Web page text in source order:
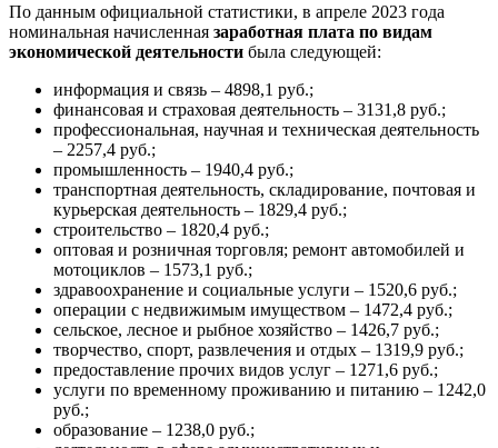
По данным официальной статистики, в апреле 2023 года
номинальная начисленная заработная плата по видам
экономической деятельности была следующей:
информация и связь – 4898,1 руб.;
финансовая и страховая деятельность – 3131,8 руб.;
профессиональная, научная и техническая деятельность
– 2257,4 руб.;
промышленность – 1940,4 руб.;
транспортная деятельность, складирование, почтовая и
курьерская деятельность – 1829,4 руб.;
строительство – 1820,4 руб.;
оптовая и розничная торговля; ремонт автомобилей и
мотоциклов – 1573,1 руб.;
здравоохранение и социальные услуги – 1520,6 руб.;
операции с недвижимым имуществом – 1472,4 руб.;
сельское, лесное и рыбное хозяйство – 1426,7 руб.;
творчество, спорт, развлечения и отдых – 1319,9 руб.;
предоставление прочих видов услуг – 1271,6 руб.;
услуги по временному проживанию и питанию – 1242,0
руб.;
образование – 1238,0 руб.;